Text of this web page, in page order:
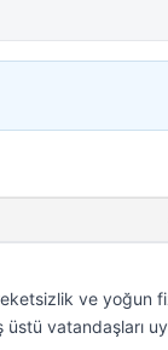
ve yoğun
vatandaşları